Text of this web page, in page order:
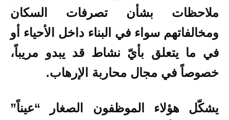
ملاحظات بشأن تصرفات السكان
ومخالفاتهم سواء في البناء داخل الأحياء أو
في ما يتعلق بأيّ نشاط قد يبدو مريباً،
خصوصاً في مجال محاربة الإرهاب.
يشكّل هؤلاء الموظفون الصغار “عيناً”